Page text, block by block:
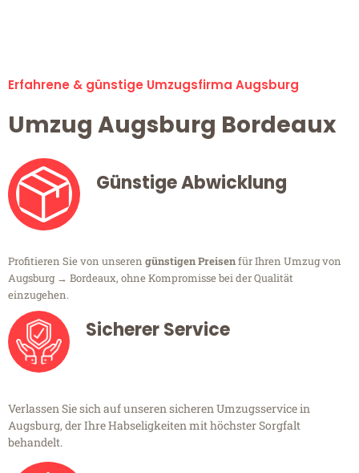
Erfahrene & günstige Umzugsfirma Augsburg
Umzug Augsburg Bordeaux
Günstige Abwicklung
Profitieren Sie von unseren günstigen Preisenfür Ihren Umzug von
Augsburg → Bordeaux, ohne Kompromisse bei der Qualität
einzugehen.
Sicherer Service
Verlassen Sie sich auf unseren sicheren Umzugsservice in
Augsburg, der Ihre Habseligkeiten mit höchster Sorgfalt
behandelt.